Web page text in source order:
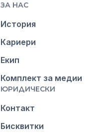
ЗА НАС
История
Кариери
Екип
Комплект за медии
ЮРИДИЧЕСКИ
Контакт
Бисквитки